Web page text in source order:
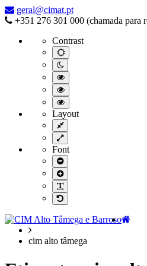
–
cim
tâmega
geral@cimat.pt
+351 276 301 000 (chamada para
Contrast
Default
contrast
Night
contrast
Black
and
White
contrast
Black
and
Yellow
contrast
Yellow
and
Black
contrast
Layout
Fixed
layout
Wide
layout
Font
Smaller
Font
Larger
Font
Readable
Font
Default
Font
cim alto tâmega